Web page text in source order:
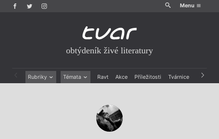
Menu
obtýdeník živé literatury
Rubriky Témata Ravt Akce Příležitosti Tvárnice Archiv